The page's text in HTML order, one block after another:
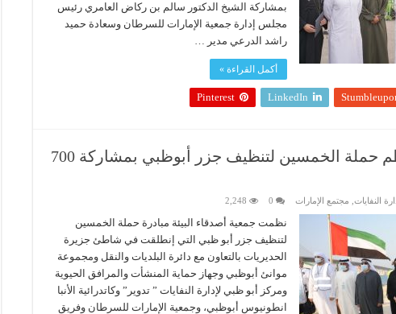
بمشاركة الشيخ الدكتور سالم بن ركاض العامري رئيس
مجلس إدارة جمعية الإمارات للسرطان وسعادة حميد
راشد الدرعي مدير …
أكمل القراءة »
LinkedIn
Pinterest
جمعية أصدقاء البيئة تنظم حملة الخمسين لتنظيف جزر أبوظبي بمشاركة 700
النفايات مجتمع الإمارات 0
2,248
نظمت جمعية أصدقاء البيئة مبادرة حملة الخمسين
لتنظيف جزر أبو ظبي التي إنطلقت في شاطئ جزيرة
الحديريات بالتعاون مع دائرة البلديات والنقل ومجموعة
موانئ أبوظبي وجهاز حماية المنشأت والمرافق الحيوية
ومركز أبو ظبي لإدارة النفايات ” تدوير” وكاتدرائية الأنبا
انطونيوس أبوظبي، وجمعية الإمارات للسرطان وفريق